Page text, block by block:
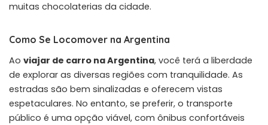
muitas chocolaterias da cidade.
Como Se Locomover na Argentina
Ao viajar de carro na Argentina, você terá a liberdade
de explorar as diversas regiões com tranquilidade. As
estradas são bem sinalizadas e oferecem vistas
espetaculares. No entanto, se preferir, o transporte
público é uma opção viável, com ônibus confortáveis